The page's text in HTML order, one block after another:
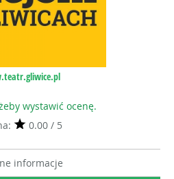
wystawić ocenę.
0.00 / 5
informacje